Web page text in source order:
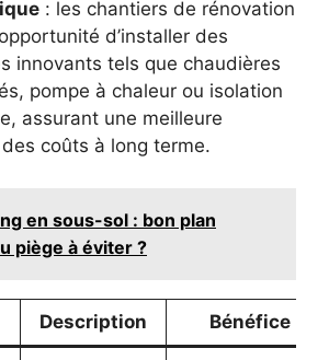
: les chantiers de rénovation
d’installer des
innovants tels que chaudières
pompe à chaleur ou isolation
assurant une meilleure
coûts à long terme.
en sous-sol : bon plan
piège à éviter ?
Description Bénéfice